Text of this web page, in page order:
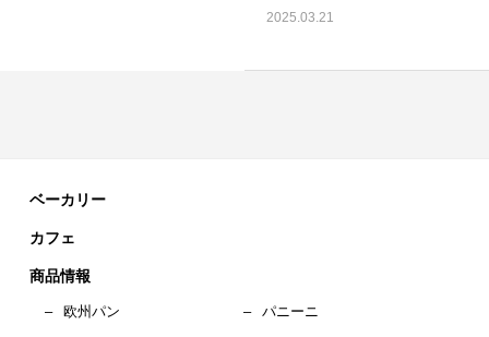
2025.03.21
ベーカリー
カフェ
商品情報
– 欧州パン – パニーニ